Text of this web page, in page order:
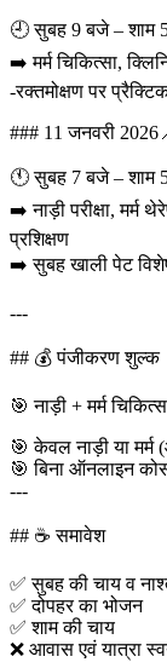
🕘 सुबह 9 बजे – शाम
➡️ मर्म चिकित्सा,
-रक्तमोक्षण पर
### 11 जनवरी
🕚 सुबह 7 बजे – शाम
➡️ नाड़ी परीक्षा,
प्रशिक्षण
➡️ सुबह खाली पेट विशेष
---
## 💰 पंजीकरण शुल्क
🎯 नाड़ी + मर्म
🎯 केवल नाड़ी या
🎯 बिना ऑनलाइन
---
## ☕ समावेश
✅ सुबह की चाय व
✅ दोपहर का भोजन
✅ शाम की चाय
❌ आवास एवं यात्रा